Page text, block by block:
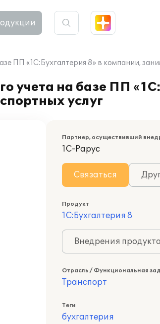
ПП «1С:Бухгалтерия 8» в компании,
учета на базе ПП
услуг
Партнер, осуществивший
1С-Рарус
Связаться
Продукт
1С:Бухгалтерия 8
Внедрения
Отрасль / Функциональная
Транспорт
Теги
бухгалтерия